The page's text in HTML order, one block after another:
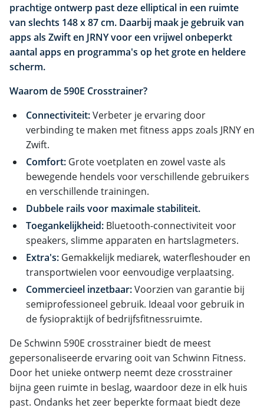
prachtige ontwerp past deze elliptical in een ruimte
van slechts 148 x 87 cm. Daarbij maak je gebruik van
apps als Zwift en JRNY voor een vrijwel onbeperkt
aantal apps en programma's op het grote en heldere
scherm.
Waarom de 590E Crosstrainer?
Connectiviteit:Verbeter je ervaring door
verbinding te maken met fitness apps zoals JRNY en
Zwift.
Comfort: Grote voetplaten en zowel vaste als
bewegende hendels voor verschillende gebruikers
en verschillende trainingen.
Dubbele rails voor maximale stabiliteit.
Toegankelijkheid: Bluetooth-connectiviteit voor
speakers, slimme apparaten en hartslagmeters.
Extra's: Gemakkelijk mediarek, waterfleshouder en
transportwielen voor eenvoudige verplaatsing.
Commercieel inzetbaar:Voorzien van garantie bij
semiprofessioneel gebruik. Ideaal voor gebruik in
de fysiopraktijk of bedrijfsfitnessruimte.
De Schwinn 590E crosstrainer biedt de meest
gepersonaliseerde ervaring ooit van Schwinn Fitness.
Door het unieke ontwerp neemt deze crosstrainer
bijna geen ruimte in beslag, waardoor deze in elk huis
past. Ondanks het zeer beperkte formaat biedt deze